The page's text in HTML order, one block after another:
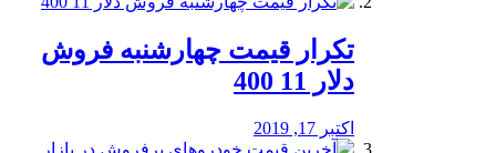
تکرار قیمت چهارشنبه فروش
دلار 11 400
اکتبر 17, 2019